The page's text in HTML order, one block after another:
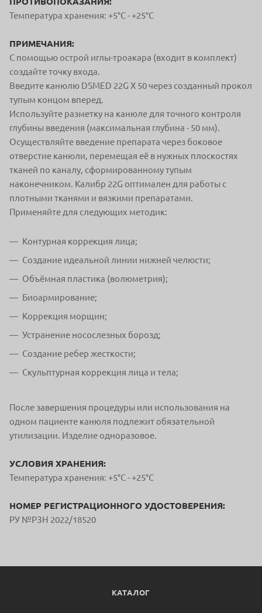
Температура хранения: +5°С - +25°С
ПРИМЕЧАНИЯ:
С помощью острой иглы-троакара (входит в комплект)
создайте точку входа.
Введите канюлю DSMED 22G X 50 через созданный прокол
тупым концом вперед.
Используйте разметку на канюле для точного контроля
глубины введения (максимальная глубина - 50 мм).
Осуществляйте введение препарата через боковое
отверстие канюли, перемещая её в нужных плоскостях
тканей по каналу, сформированному тупым
наконечником. Калибр 22G оптимален для работы с
плотными тканями и вязкими препаратами.
Применяйте для следующих методик:
Контурная коррекция лица;
Создание идеальной линии нижней челюсти;
Объёмная пластика (волюметрия);
Биоармирование;
Коррекция морщин;
Устранение носослезных борозд;
Создание ребер жесткости;
Скульптурная коррекция лица и тела;
После завершения процедуры или использования на
одном пациенте канюля подлежит обязательной
утилизации. Изделие одноразовое.
УСЛОВИЯ ХРАНЕНИЯ:
Температура хранения: +5°С - +25°С
НОМЕР РЕГИСТРАЦИОННОГО УДОСТОВЕРЕНИЯ:
РУ №РЗН 2022/18520
КАТАЛОГ